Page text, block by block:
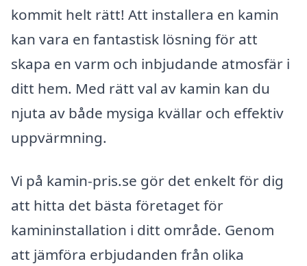
kommit helt rätt! Att installera en kamin
kan vara en fantastisk lösning för att
skapa en varm och inbjudande atmosfär i
ditt hem. Med rätt val av kamin kan du
njuta av både mysiga kvällar och effektiv
uppvärmning.
Vi på kamin-pris.se gör det enkelt för dig
att hitta det bästa företaget för
kamininstallation i ditt område. Genom
att jämföra erbjudanden från olika